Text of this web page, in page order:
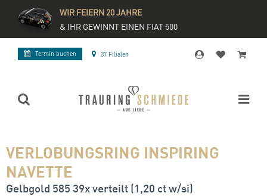
WIR FEIERN 20 JAHRE
& IHR GEWINNT EINEN FIAT 500
Termin buchen 37 Filialen
VERLOBUNGSRING INSPIRING
NAVETTE
Gelbgold 585 39x verteilt (1,20 ct w/si)